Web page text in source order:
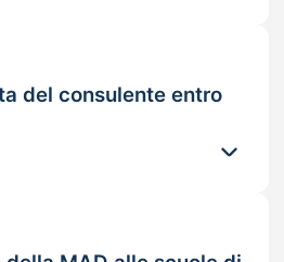
del consulente entro